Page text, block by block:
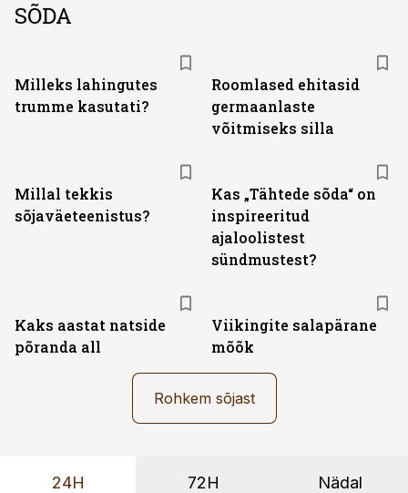
SÕDA
Milleks lahingutes
trumme kasutati?
Roomlased ehitasid
germaanlaste
võitmiseks silla
Millal tekkis
sõjaväeteenistus?
Kas „Tähtede sõda“ on
inspireeritud
ajaloolistest
sündmustest?
Kaks aastat natside
põranda all
Viikingite salapärane
mõõk
Rohkem sõjast
24H 72H Nädal